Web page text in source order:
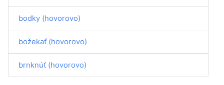
bodky (hovorovo)
božekať (hovorovo)
brnknúť (hovorovo)